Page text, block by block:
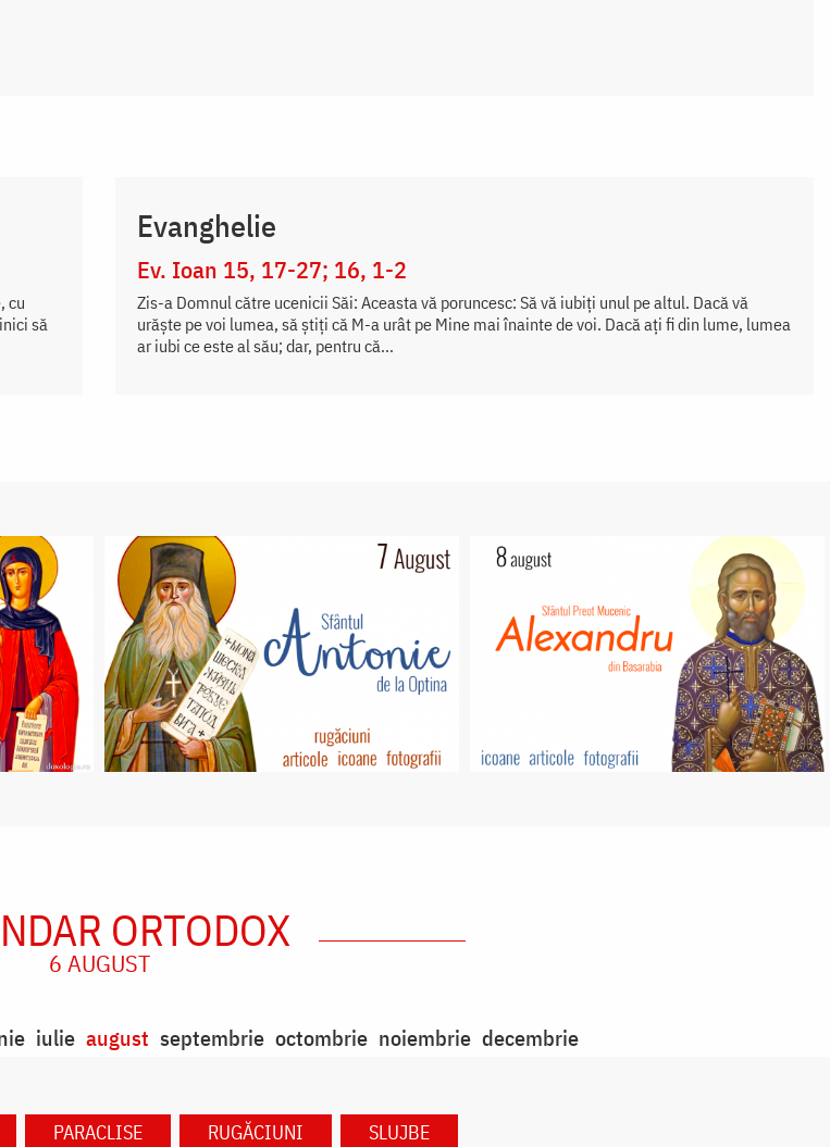
cu
să
Evanghelie
Ev. Ioan 15, 17-27; 16, 1-2
Zis-a Domnul către ucenicii Săi: Aceasta vă poruncesc: Să vă iubiți unul pe altul. Dacă vă
urăște pe voi lumea, să știți că M-a urât pe Mine mai înainte de voi. Dacă ați fi din lume, lumea
ar iubi ce este al său; dar, pentru că...
ORTODOX
6 AUGUST
iulie august septembrie octombrie noiembrie decembrie
PARACLISE RUGĂCIUNI SLUJBE